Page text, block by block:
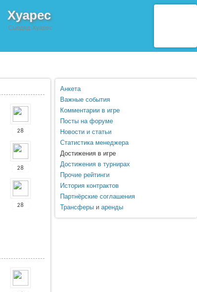
Хуарес
Сьюдад-Хуарес
28
28
28
Анкета
Важные события
Комментарии в игре
Посты на форуме
Новости и статьи
Статистика менеджера
Достижения в игре
Достижения в турнирах
Прочие рейтинги
История контрактов
Партнёрские соглашения
Трансферы и аренды